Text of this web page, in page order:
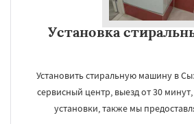
Установка
Установить стиральную машину в
сервисный центр, выезд от 30
установки, также мы
Даю согласие на обработку